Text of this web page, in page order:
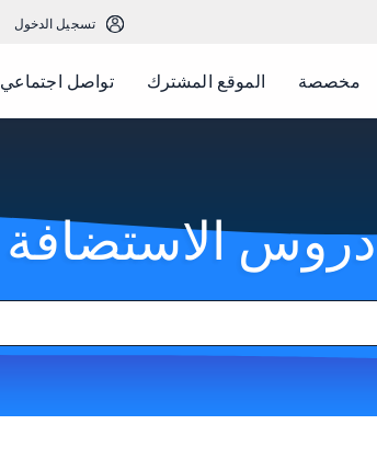
تسجيل الدخول
مخصصة الموقع المشترك تواصل اجتماعي
دروس الاستضافة